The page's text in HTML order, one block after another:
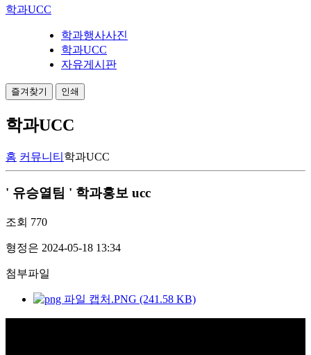
학과UCC
학과행사사진
학과UCC
자유게시판
즐겨찾기 인쇄
학과UCC
홈 커뮤니티 학과UCC
' 유승열팀 ' 학과홍보 ucc
조회 770
형정은 2024-05-18 13:34
첨부파일
캡처.PNG (241.58 KB)